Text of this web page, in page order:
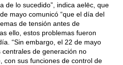
de lo sucedido”, indica aelēc, que
mayo comunicó “que el día del
de tensión antes de
ello, estos problemas fueron
“Sin embargo, el 22 de mayo
de generación no
con sus funciones de control de